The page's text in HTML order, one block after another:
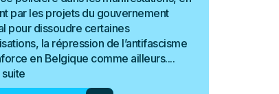
par les projets du gouvernement
pour dissoudre certaines
la répression de l’antifascisme
en Belgique comme ailleurs....